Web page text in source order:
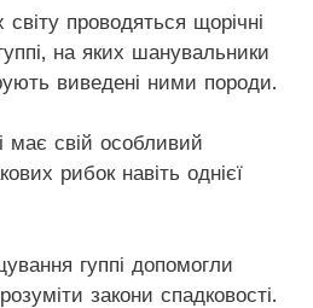
проводяться щорічні
на яких шанувальники
виведені ними породи.
має свій особливий
рибок навіть однієї
гуппі допомогли
закони спадковості.